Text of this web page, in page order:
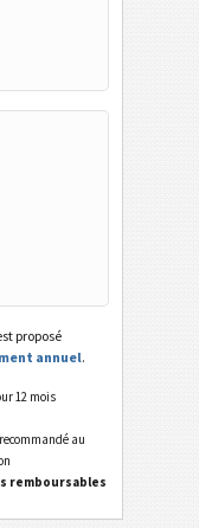
proposé
annuel.
12 mois
au
remboursables